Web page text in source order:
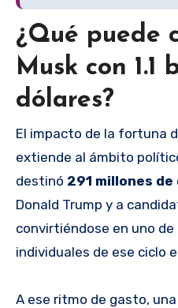
¿Qué puede
Musk con 1.1
dólares?
El impacto de la fortuna
extiende al ámbito
destinó 291 millones
Donald Trump y a
convirtiéndose en uno
individuales de ese ciclo
A ese ritmo de gasto,